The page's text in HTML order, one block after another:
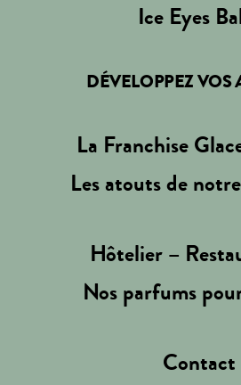
Ice Eyes
DÉVELOPPEZ VOS
La Franchise
Les atouts de
Hôtelier –
Nos parfums
Contact